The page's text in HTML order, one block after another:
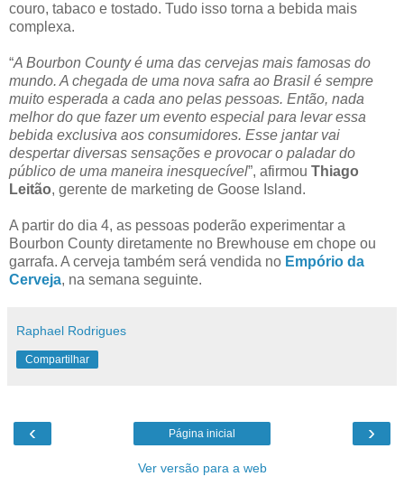
couro, tabaco e tostado. Tudo isso torna a bebida mais
complexa.
“A Bourbon County é uma das cervejas mais famosas do
mundo. A chegada de uma nova safra ao Brasil é sempre
muito esperada a cada ano pelas pessoas. Então, nada
melhor do que fazer um evento especial para levar essa
bebida exclusiva aos consumidores. Esse jantar vai
despertar diversas sensações e provocar o paladar do
público de uma maneira inesquecível”, afirmou Thiago
Leitão, gerente de marketing de Goose Island.
A partir do dia 4, as pessoas poderão experimentar a
Bourbon County diretamente no Brewhouse em chope ou
garrafa. A cerveja também será vendida no Empório da
Cerveja, na semana seguinte.
Raphael Rodrigues
Compartilhar
‹ ›
Página inicial
Ver versão para a web